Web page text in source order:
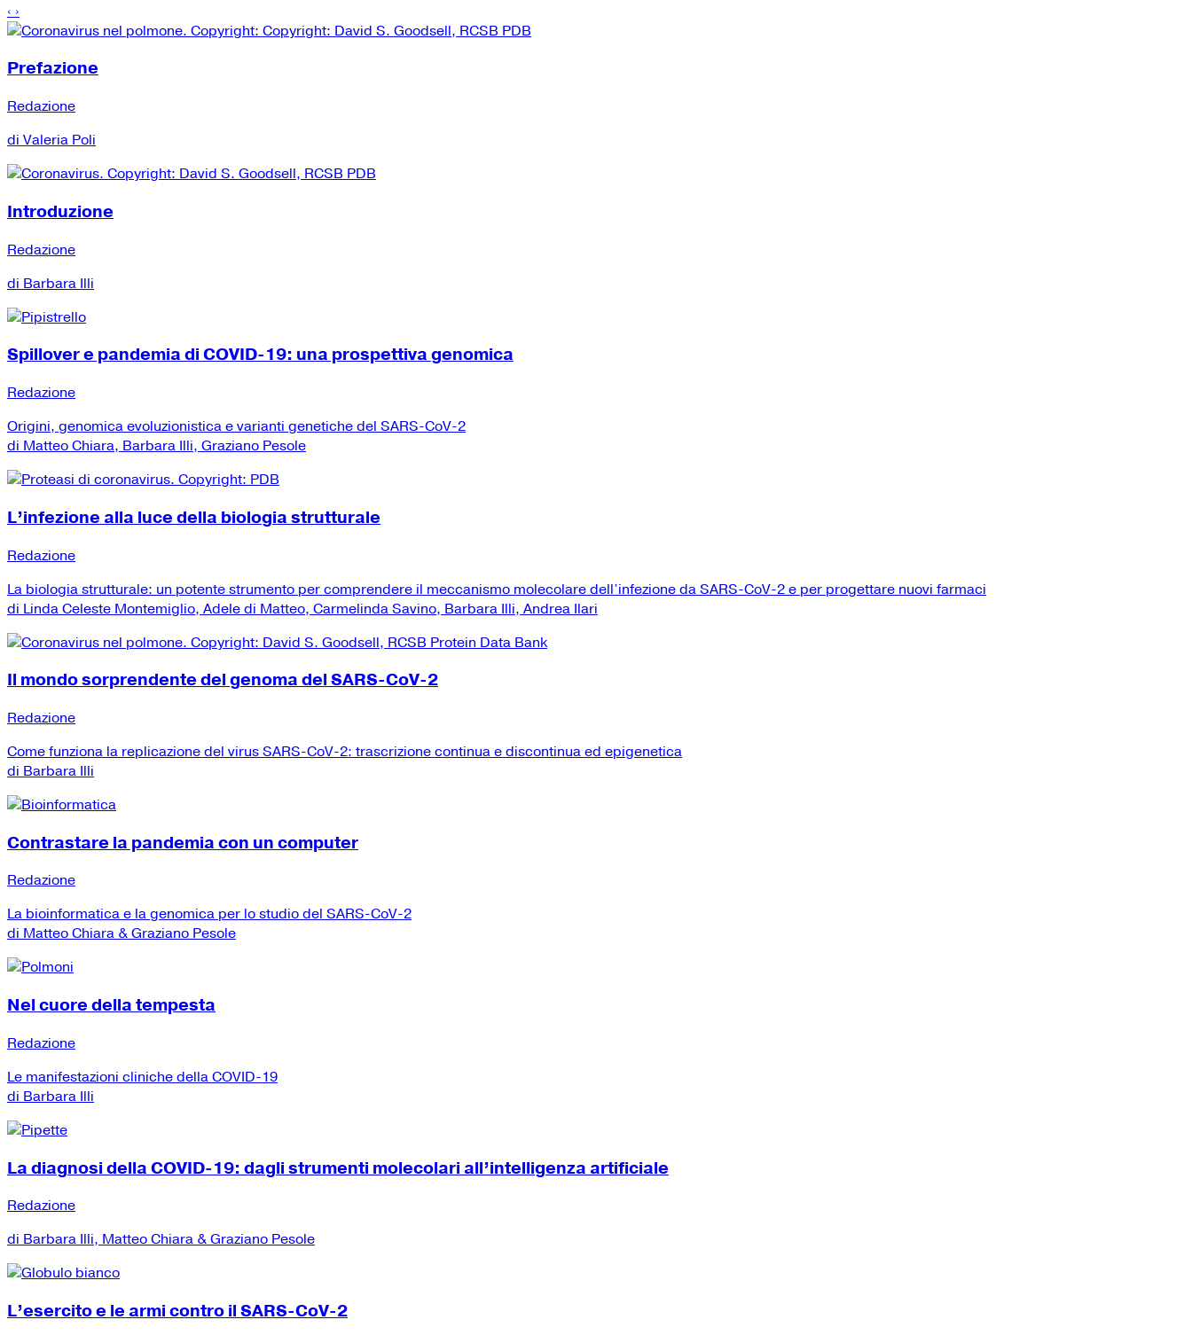
‹ ›
Prefazione
Redazione
di Valeria Poli
Introduzione
Redazione
di Barbara Illi
Spillover e pandemia di COVID-19: una prospettiva genomica
Redazione
Origini, genomica evoluzionistica e varianti genetiche del SARS-CoV-2
di Matteo Chiara, Barbara Illi, Graziano Pesole
L’infezione alla luce della biologia strutturale
Redazione
La biologia strutturale: un potente strumento per comprendere il meccanismo molecolare dell’infezione da SARS-CoV-2 e per progettare nuovi farmaci
di Linda Celeste Montemiglio, Adele di Matteo, Carmelinda Savino, Barbara Illi, Andrea Ilari
Il mondo sorprendente del genoma del SARS-CoV-2
Redazione
Come funziona la replicazione del virus SARS-CoV-2: trascrizione continua e discontinua ed epigenetica
di Barbara Illi
Contrastare la pandemia con un computer
Redazione
La bioinformatica e la genomica per lo studio del SARS-CoV-2
di Matteo Chiara & Graziano Pesole
Nel cuore della tempesta
Redazione
Le manifestazioni cliniche della COVID-19
di Barbara Illi
La diagnosi della COVID-19: dagli strumenti molecolari all’intelligenza artificiale
Redazione
di Barbara Illi, Matteo Chiara & Graziano Pesole
L’esercito e le armi contro il SARS-CoV-2